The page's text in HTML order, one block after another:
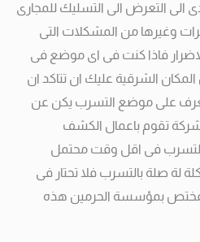
الى التعرض الى التسليك للمجارى
وغيرها من المشكلات التى
فاذا كنت فى اى موضع فى
المكان الشرقية عليك ان تتاكد ان
على موضع التسرب يكن عن
تقوم باعمال الكشف
التسرب فى اقل وقت محتمل
لة صلة بالتسرب فلا تحتار فى
بمؤسسة الحرمين هذه